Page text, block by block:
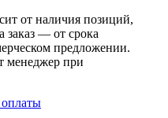
от наличия позиций,
заказ — от срока
предложении.
менеджер при
оплаты